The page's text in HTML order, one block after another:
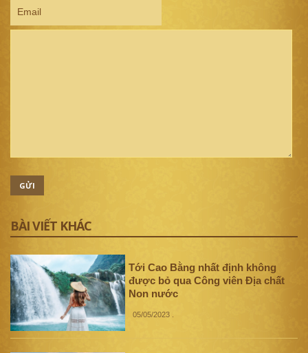
GỬI
BÀI VIẾT KHÁC
Tới Cao Bằng nhất định không
được bỏ qua Công viên Địa chất
Non nước
05/05/2023